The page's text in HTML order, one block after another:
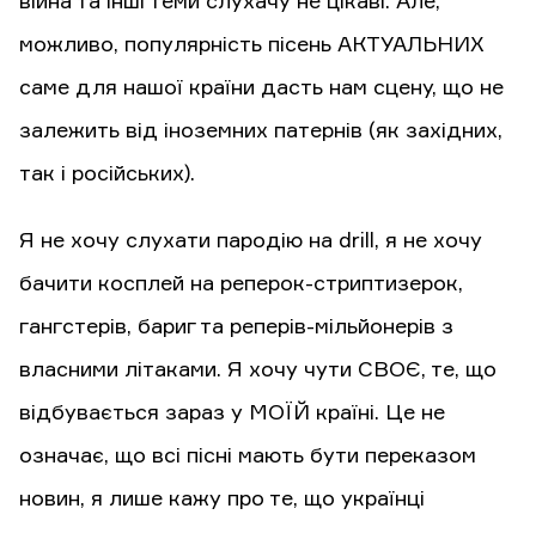
можливо, популярність пісень АКТУАЛЬНИХ
саме для нашої країни дасть нам сцену, що не
залежить від іноземних патернів (як західних,
так і російських).
Я не хочу слухати пародію на drill, я не хочу
бачити косплей на реперок-стриптизерок,
гангстерів, бариг та реперів-мільйонерів з
власними літаками. Я хочу чути СВОЄ, те, що
відбувається зараз у МОЇЙ країні. Це не
означає, що всі пісні мають бути переказом
новин, я лише кажу про те, що українці